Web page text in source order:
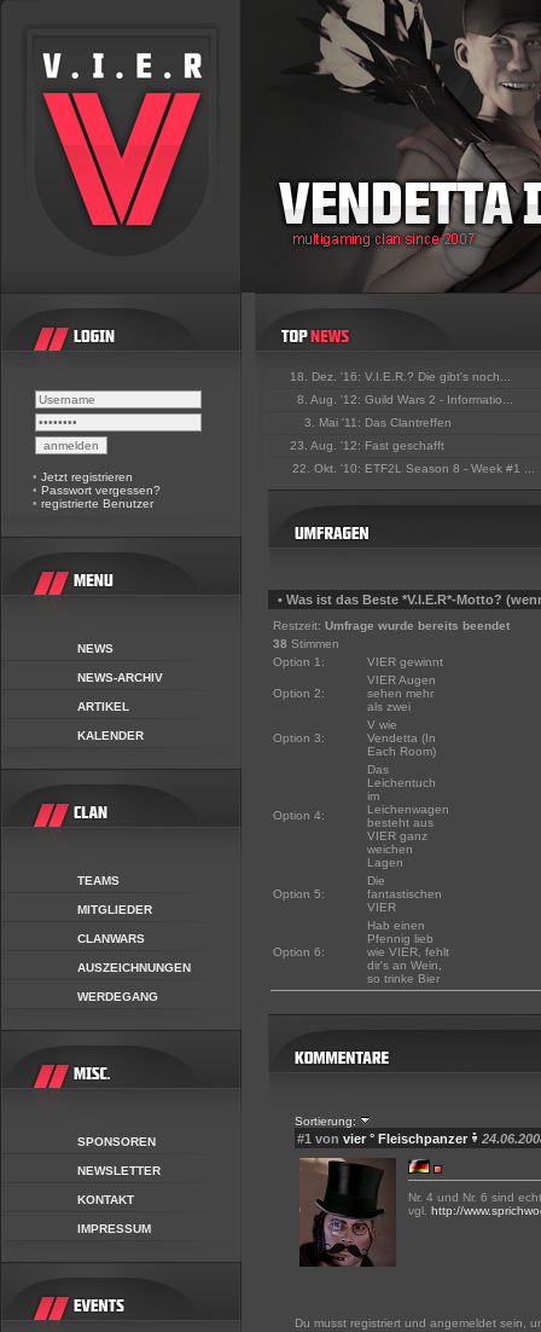
• Jetzt registrieren
• Passwort vergessen?
• registrierte Benutzer
NEWS
NEWS-ARCHIV
ARTIKEL
KALENDER
TEAMS
MITGLIEDER
CLANWARS
AUSZEICHNUNGEN
WERDEGANG
SPONSOREN
NEWSLETTER
KONTAKT
IMPRESSUM
18. Dez. '16: V.I.E.R.? Die gibt's noch...
8. Aug. '12: Guild Wars 2 - Informatio...
3. Mai '11: Das Clantreffen
23. Aug. '12: Fast geschafft
22. Okt. '10: ETF2L Season 8 - Week #1 ...
• Was ist das Beste *V.I.E.R*-Motto?
Restzeit: Umfrage wurde bereits beendet
38 Stimmen
Option 1:
VIER gewinnt
Option 2:
VIER Augen
sehen mehr
als zwei
Option 3:
V wie
Vendetta (In
Each Room)
Option 4:
Das
Leichentuch
im
Leichenwagen
besteht aus
VIER ganz
weichen
Lagen
Option 5:
Die
fantastischen
VIER
Option 6:
Hab einen
Pfennig lieb
wie VIER, fehlt
dir's an Wein,
so trinke Bier
Sortierung:
#1 von vier ° Fleischpanzer
Nr. 4 und Nr. 6 sind
vgl. http://
Du musst registriert und angemeldet sein,